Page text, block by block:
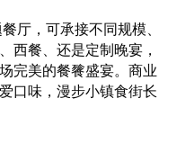
厅，可承接不同规模、
西餐、还是定制晚宴，
完美的餐餮盛宴。商业
口味，漫步小镇食街长